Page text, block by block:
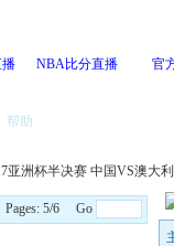
播 NBA比分直播 官
帮助
亚洲杯半决赛 中国VS澳大
Pages: 5/6 Go